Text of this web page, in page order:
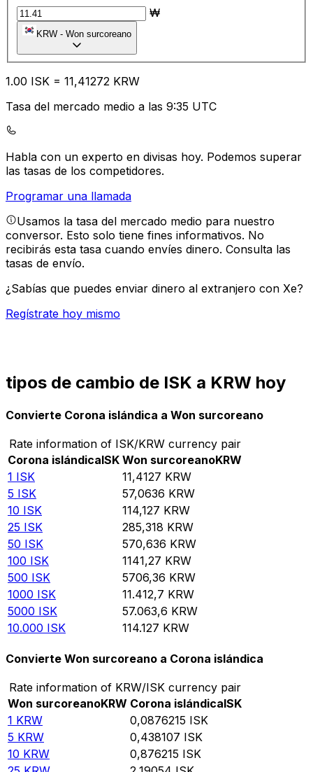
₩
KRW - Won surcoreano
1.00 ISK = 11,41272 KRW
Tasa del mercado medio a las 9:35 UTC
Habla con un experto en divisas hoy. Podemos superar
las tasas de los competidores.
Programar una llamada
Usamos la tasa del mercado medio para nuestro
conversor. Esto solo tiene fines informativos. No
recibirás esta tasa cuando envíes dinero. Consulta las
tasas de envío.
¿Sabías que puedes enviar dinero al extranjero con Xe?
Regístrate hoy mismo
tipos de cambio de ISK a KRW hoy
Convierte Corona islándica a Won surcoreano
Rate information of ISK/KRW currency pair
Corona islándicaISK Won surcoreanoKRW
1 ISK 11,4127 KRW
5 ISK 57,0636 KRW
10 ISK 114,127 KRW
25 ISK 285,318 KRW
50 ISK 570,636 KRW
100 ISK 1141,27 KRW
500 ISK 5706,36 KRW
1000 ISK 11.412,7 KRW
5000 ISK 57.063,6 KRW
10.000 ISK 114.127 KRW
Convierte Won surcoreano a Corona islándica
Rate information of KRW/ISK currency pair
Won surcoreanoKRW Corona islándicaISK
1 KRW 0,0876215 ISK
5 KRW 0,438107 ISK
10 KRW 0,876215 ISK